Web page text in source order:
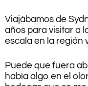
Viajábamos de
años para visitar a
escala en la región
Puede que fuera
había algo en el